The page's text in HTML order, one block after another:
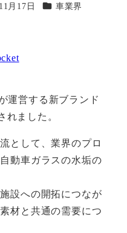
月17日 カテゴリー
車業界
運営する新ブランド
れました。
として、業界のプロ
動車ガラスの水垢の
設への開拓につなが
材と共通の需要につ